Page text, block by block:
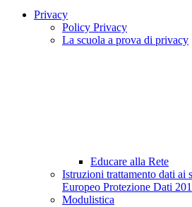
Privacy
Policy Privacy
La scuola a prova di privacy
Educare alla Rete
Istruzioni trattamento dati ai
Europeo Protezione Dati
Modulistica